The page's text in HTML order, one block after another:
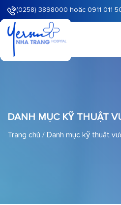
(0258) 3898000 hoặc 0911 011
DANH MỤC KỸ THUẬT
Trang chủ / Danh mục kỹ thuật